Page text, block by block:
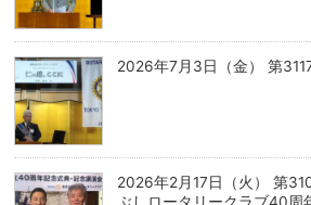
2026年7月3日（金） 第
2026年2月17日（火） 第